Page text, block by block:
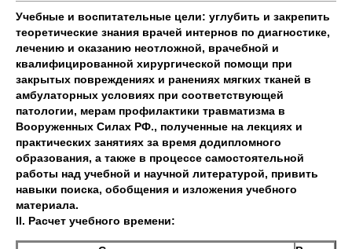
Учебные и воспитательные цели: углубить и закрепить
теоретические знания врачей интернов по диагностике,
лечению и оказанию неотложной, врачебной и
квалифицированной хирургической помощи при
закрытых повреждениях и ранениях мягких тканей в
амбулаторных условиях при соответствующей
патологии, мерам профилактики травматизма в
Вооруженных Силах РФ., полученные на лекциях и
практических занятиях за время додипломного
образования, а также в процессе самостоятельной
работы над учебной и научной литературой, привить
навыки поиска, обобщения и изложения учебного
материала.
II. Расчет учебного времени: